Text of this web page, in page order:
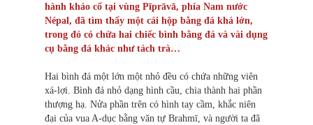
hành khảo cổ tại vùng Pīprāvā, phía Nam nước
Népal, đã tìm thấy một cái hộp bằng đá khá lớn,
trong đó có chứa hai chiếc bình bằng đá và vài dụng
cụ bằng đá khác như tách trà…
Hai bình đá một lớn một nhỏ đều có chứa những viên
xá-lợi. Bình đá nhỏ dạng hình cầu, chia thành hai phần
thượng hạ. Nửa phần trên có hình tay cầm, khắc niên
đại của vua A-dục bằng văn tự Brahmī, và người ta đã